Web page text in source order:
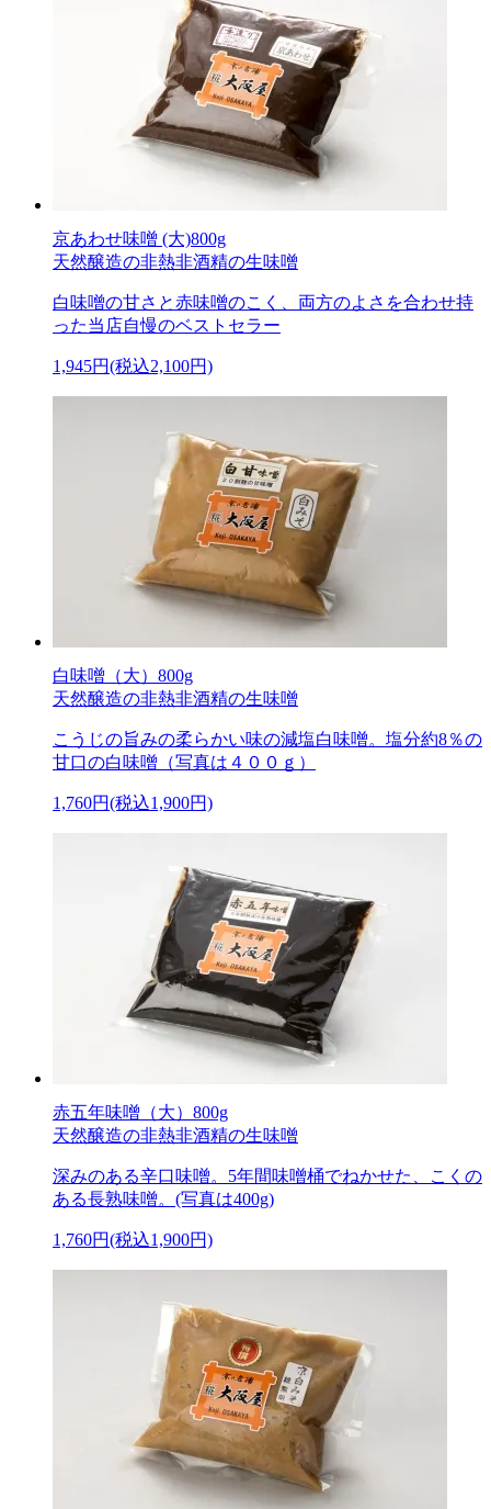
京あわせ味噌 (大)800g
天然醸造の非熱非酒精の生味噌
白味噌の甘さと赤味噌のこく、両方のよさを合わせ持
った当店自慢のベストセラー
1,945円(税込2,100円)
白味噌（大）800g
天然醸造の非熱非酒精の生味噌
こうじの旨みの柔らかい味の減塩白味噌。塩分約8％の
甘口の白味噌（写真は４００ｇ）
1,760円(税込1,900円)
赤五年味噌（大）800g
天然醸造の非熱非酒精の生味噌
深みのある辛口味噌。5年間味噌桶でねかせた、こくの
ある長熟味噌。(写真は400g)
1,760円(税込1,900円)